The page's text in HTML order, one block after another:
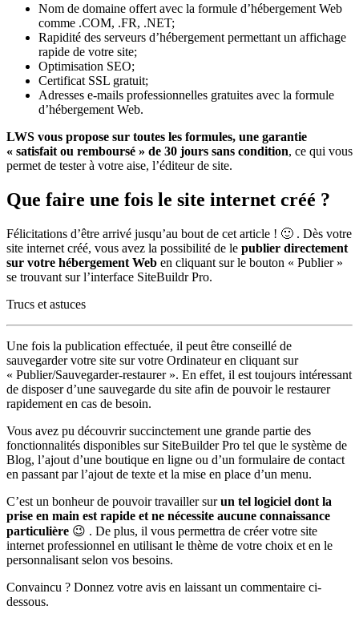
Nom de domaine offert avec la formule d’hébergement Web
comme .COM, .FR, .NET;
Rapidité des serveurs d’hébergement permettant un affichage
rapide de votre site;
Optimisation SEO;
Certificat SSL gratuit;
Adresses e-mails professionnelles gratuites avec la formule
d’hébergement Web.
LWS vous propose sur toutes les formules, une garantie
« satisfait ou remboursé » de 30 jours sans condition, ce qui vous
permet de tester à votre aise, l’éditeur de site.
Que faire une fois le site internet créé ?
Félicitations d’être arrivé jusqu’au bout de cet article ! 🙂 . Dès votre
site internet créé, vous avez la possibilité de le publier directement
sur votre hébergement Web en cliquant sur le bouton « Publier »
se trouvant sur l’interface SiteBuildr Pro.
Trucs et astuces
Une fois la publication effectuée, il peut être conseillé de
sauvegarder votre site sur votre Ordinateur en cliquant sur
« Publier/Sauvegarder-restaurer ». En effet, il est toujours intéressant
de disposer d’une sauvegarde du site afin de pouvoir le restaurer
rapidement en cas de besoin.
Vous avez pu découvrir succinctement une grande partie des
fonctionnalités disponibles sur SiteBuilder Pro tel que le système de
Blog, l’ajout d’une boutique en ligne ou d’un formulaire de contact
en passant par l’ajout de texte et la mise en place d’un menu.
C’est un bonheur de pouvoir travailler surun tel logiciel dont la
prise en main est rapide et ne nécessite aucune connaissance
particulière 😉 . De plus, il vous permettra de créer votre site
internet professionnel en utilisant le thème de votre choix et en le
personnalisant selon vos besoins.
Convaincu ? Donnez votre avis en laissant un commentaire ci-
dessous.